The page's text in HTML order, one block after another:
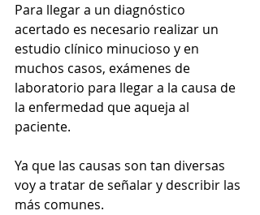
Para llegar a un diagnóstico
acertado es necesario realizar un
estudio clínico minucioso y en
muchos casos, exámenes de
laboratorio para llegar a la causa de
la enfermedad que aqueja al
paciente.
Ya que las causas son tan diversas
voy a tratar de señalar y describir las
más comunes.